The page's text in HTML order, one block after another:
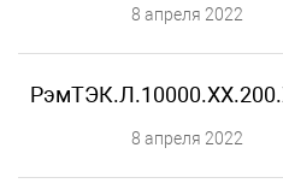
8 апреля 2022
8 апреля 2022